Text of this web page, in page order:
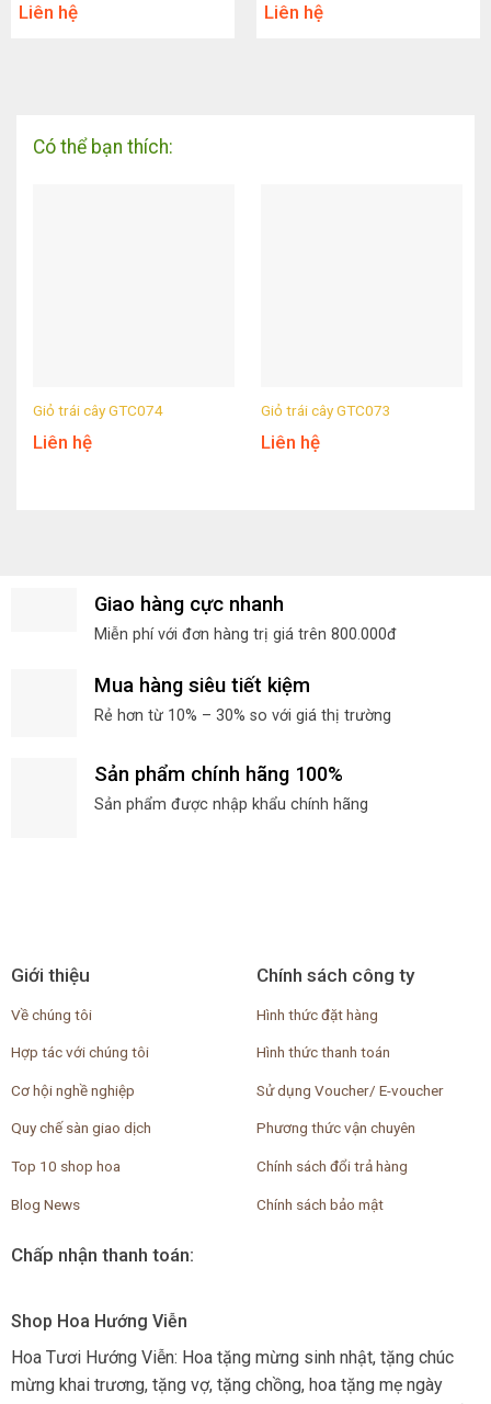
Liên hệ Liên hệ
Có thể bạn thích:
Giỏ trái cây GTC074
Liên hệ
Giỏ trái cây GTC073
Liên hệ
Giao hàng cực nhanh
Miễn phí với đơn hàng trị giá trên 800.000đ
Mua hàng siêu tiết kiệm
Rẻ hơn từ 10% – 30% so với giá thị trường
Sản phẩm chính hãng 100%
Sản phẩm được nhập khẩu chính hãng
Giới thiệu
Về chúng tôi
Hợp tác với chúng tôi
Cơ hội nghề nghiệp
Quy chế sàn giao dịch
Top 10 shop hoa
Blog News
Chính sách công ty
Hình thức đặt hàng
Hình thức thanh toán
Sử dụng Voucher/ E-voucher
Phương thức vận chuyên
Chính sách đổi trả hàng
Chính sách bảo mật
Chấp nhận thanh toán:
Shop Hoa Hướng Viễn
Hoa Tươi Hướng Viễn: Hoa tặng mừng sinh nhật, tặng chúc
mừng khai trương, tặng vợ, tặng chồng, hoa tặng mẹ ngày